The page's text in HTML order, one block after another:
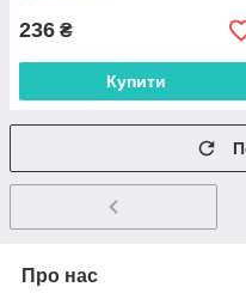
236 ₴
Купити
Про нас